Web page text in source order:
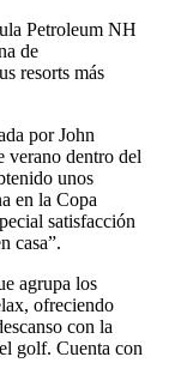
Petroleum NH
de
resorts más
por John
verano dentro del
unos
en la Copa
satisfacción
casa”.
agrupa los
ofreciendo
con la
golf. Cuenta con